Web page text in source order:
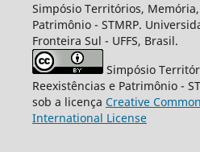
Simpósio Territórios,
Patrimônio - STMRP.
Fronteira Sul - UFFS, Brasil.
Simpósio
Reexistências e Patrimônio -
sob a licença Creative
International License